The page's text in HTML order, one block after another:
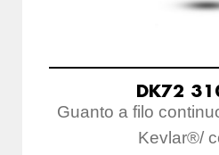
DK72
Guanto a filo
Kevlar®/